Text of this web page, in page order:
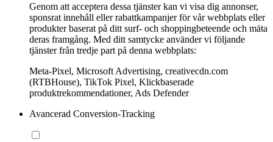
Genom att acceptera dessa tjänster kan vi visa dig annonser,
sponsrat innehåll eller rabattkampanjer för vår webbplats eller
produkter baserat på ditt surf- och shoppingbeteende och mäta
deras framgång. Med ditt samtycke använder vi följande
tjänster från tredje part på denna webbplats:
Meta-Pixel, Microsoft Advertising, creativecdn.com
(RTBHouse), TikTok Pixel, Klickbaserade
produktrekommendationer, Ads Defender
Avancerad Conversion-Tracking